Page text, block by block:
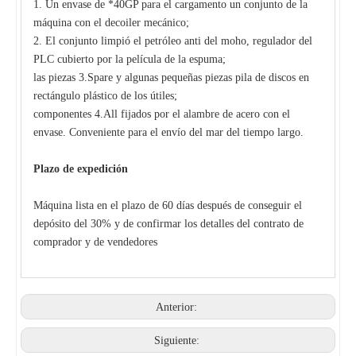
1. Un envase de *40GP para el cargamento un conjunto de la
máquina con el decoiler mecánico;
2. El conjunto limpió el petróleo anti del moho, regulador del
PLC cubierto por la película de la espuma;
las piezas 3.Spare y algunas pequeñas piezas pila de discos en
rectángulo plástico de los útiles;
componentes 4.All fijados por el alambre de acero con el
envase. Conveniente para el envío del mar del tiempo largo.
Plazo de expedición
Máquina lista en el plazo de 60 días después de conseguir el
depósito del 30% y de confirmar los detalles del contrato de
comprador y de vendedores
Anterior:
Siguiente: